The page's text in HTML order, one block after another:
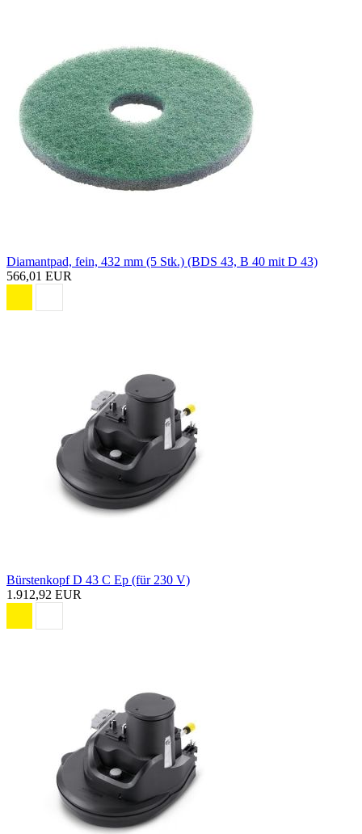
Diamantpad, fein, 432 mm (5 Stk.) (BDS 43, B 40 mit D 43)
566,01 EUR
Bürstenkopf D 43 C Ep (für 230 V)
1.912,92 EUR